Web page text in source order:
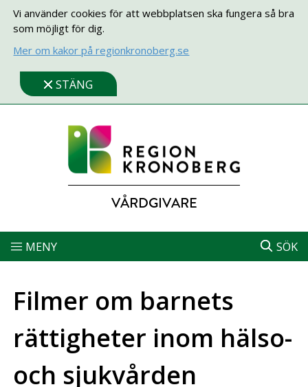
Vi använder cookies för att webbplatsen ska fungera så bra
som möjligt för dig.
Mer om kakor på regionkronoberg.se
STÄNG
VÅRDGIVARE
MENY SÖK
Filmer om barnets
rättigheter inom hälso-
och sjukvården